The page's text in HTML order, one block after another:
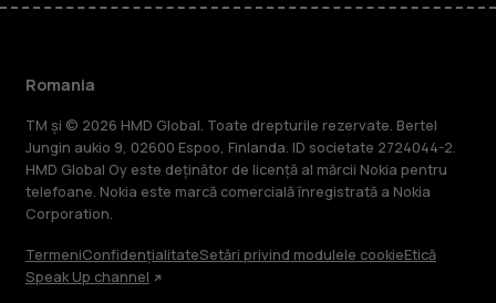
Romania
TM și © 2026 HMD Global. Toate drepturile rezervate. Bertel
Jungin aukio 9, 02600 Espoo, Finlanda. ID societate 2724044-2.
HMD Global Oy este deținător de licență al mărcii Nokia pentru
telefoane. Nokia este marcă comercială înregistrată a Nokia
Corporation.
TermeniConfidențialitateSetări privind modulele cookieEtică
Speak Up channel